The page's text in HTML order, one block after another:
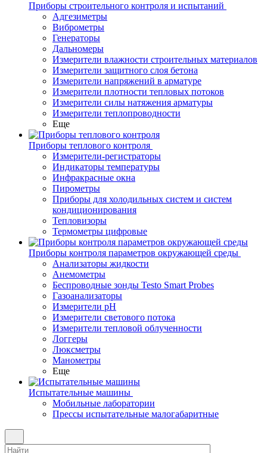
Приборы строительного контроля и испытаний
Адгезиметры
Виброметры
Генераторы
Дальномеры
Измерители влажности строительных материалов
Измерители защитного слоя бетона
Измерители напряжений в арматуре
Измерители плотности тепловых потоков
Измерители силы натяжения арматуры
Измерители теплопроводности
Еще
Приборы теплового контроля
Измерители-регистраторы
Индикаторы температуры
Инфракрасные окна
Пирометры
Приборы для холодильных систем и систем
кондиционирования
Тепловизоры
Термометры цифровые
Приборы контроля параметров окружающей среды
Анализаторы жидкости
Анемометры
Беспроводные зонды Testo Smart Probes
Газоанализаторы
Измерители pH
Измерители светового потока
Измерители тепловой облученности
Логгеры
Люксметры
Манометры
Еще
Испытательные машины
Мобильные лаборатории
Прессы испытательные малогабаритные